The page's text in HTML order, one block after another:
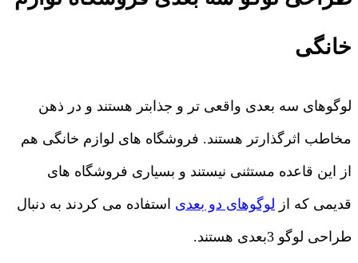
خانگی
لوگوهای سه بعدی واقعی تر و جذابتر هستند و در ذهن
مخاطب اثرگذارتر هستند. فروشگاه های لوازم خانگی هم
از این قاعده مستثنی نیستند و بسیاری فروشگاه های
قدیمی که از لوگوهای دو بعدی استفاده می کردند به دنبال
طراحی لوگو 3بعدی هستند.